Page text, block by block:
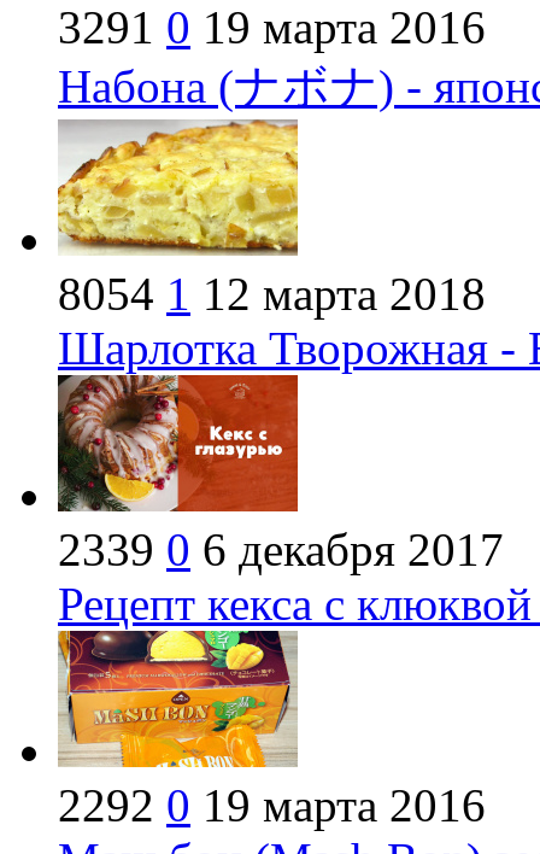
3291 0 19 марта 2016
Набона (ナボナ) -
8054 1 12 марта 2018
Шарлотка Творожная -
2339 0 6 декабря 2017
Рецепт кекса с
2292 0 19 марта 2016